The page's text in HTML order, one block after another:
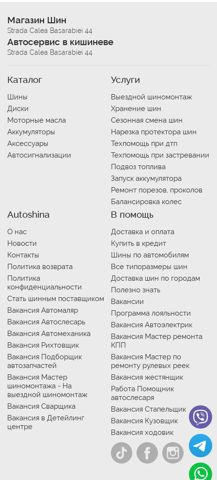
Магазин Шин
Strada Calea Basarabiei 44
Автосервис в кишиневе
Strada Calea Basarabiei 44
Каталог
Шины
Диски
Моторные масла
Аккумуляторы
Аксессуары
Автосигнализации
Услуги
Выездной шиномонтаж
Хранение шин
Сезонная смена шин
Нарезка протектора шин
Техпомощь при дтп
Техпомощь при застревании
Подвоз топлива
Запуск аккумулятора
Ремонт порезов, проколов
Балансировка колес
Autoshina
О нас
Новости
Контакты
Политика возврата
Политика
конфиденциальности
Стать шинным поставщиком
Вакансия Автомаляр
Вакансия Автослесарь
Вакансия Автомеханика
Вакансия Рихтовщик
Вакансия Подборщик
автозапчастей
Вакансия Мастер
шиномонтажа - На
выездной шиномонтаж
Вакансия Сварщика
Вакансия в Детейлинг
центре
В помощь
Доставка и оплата
Купить в кредит
Шины по автомобилям
Все типоразмеры шин
Доставка шин по городам
Полезно знать
Вакансии
Программа лояльности
Вакансия Автоэлектрик
Вакансия Мастер ремонта
КПП
Вакансия Мастер по
ремонту рулевых реек
Вакансия жестянщик
Работа Помощник
автослесаря
Вакансия Стапельщик
Вакансия Кузовщик
Вакансия ходовик